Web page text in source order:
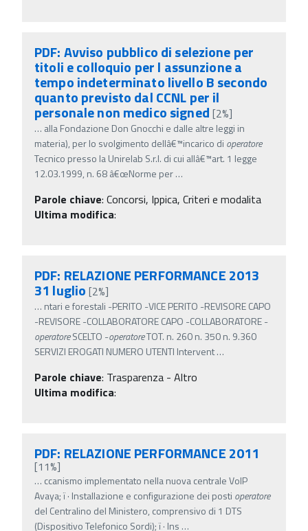
PDF: Avviso pubblico di selezione per
titoli e colloquio per l assunzione a
tempo indeterminato livello B secondo
quanto previsto dal CCNL per il
personale non medico signed [2%]
… alla Fondazione Don Gnocchi e dalle altre leggi in
materia), per lo svolgimento dellâ€™incarico di operatore
Tecnico presso la Unirelab S.r.l. di cui allâ€™art. 1 legge
12.03.1999, n. 68 â€œNorme per…
Parole chiave: Concorsi, Ippica, Criteri e modalita
Ultima modifica:
PDF: RELAZIONE PERFORMANCE 2013
31 luglio [2%]
… ntari e forestali -PERITO -VICE PERITO -REVISORE CAPO
-REVISORE -COLLABORATORE CAPO -COLLABORATORE -
operatoreSCELTO -operatoreTOT. n. 260 n. 350 n. 9.360
SERVIZI EROGATI NUMERO UTENTI Intervent…
Parole chiave: Trasparenza - Altro
Ultima modifica:
PDF: RELAZIONE PERFORMANCE 2011
[11%]
… ccanismo implementato nella nuova centrale VoIP
Avaya; ï‚· Installazione e configurazione dei posti operatore
del Centralino del Ministero, comprensivo di 1 DTS
(Dispositivo Telefonico Sordi); ï‚· Ins …